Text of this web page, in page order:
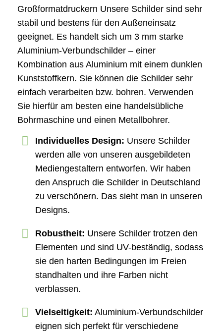
Großformatdruckern Unsere Schilder sind sehr
stabil und bestens für den Außeneinsatz
geeignet. Es handelt sich um 3 mm starke
Aluminium-Verbundschilder – einer
Kombination aus Aluminium mit einem dunklen
Kunststoffkern. Sie können die Schilder sehr
einfach verarbeiten bzw. bohren. Verwenden
Sie hierfür am besten eine handelsübliche
Bohrmaschine und einen Metallbohrer.
Individuelles Design: Unsere Schilder
werden alle von unseren ausgebildeten
Mediengestaltern entworfen. Wir haben
den Anspruch die Schilder in Deutschland
zu verschönern. Das sieht man in unseren
Designs.
Robustheit: Unsere Schilder trotzen den
Elementen und sind UV-beständig, sodass
sie den harten Bedingungen im Freien
standhalten und ihre Farben nicht
verblassen.
Vielseitigkeit: Aluminium-Verbundschilder
eignen sich perfekt für verschiedene